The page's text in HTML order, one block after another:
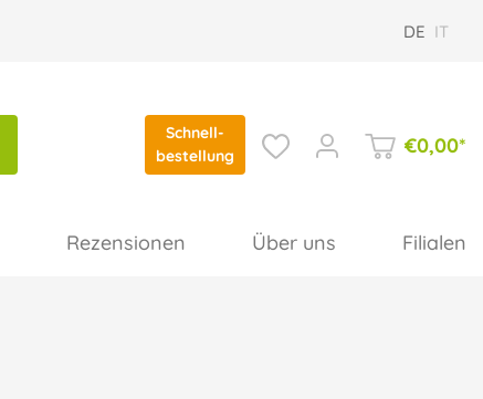
DE IT
Schnell-
bestellung
€0,00*
Rezensionen Über uns Filialen